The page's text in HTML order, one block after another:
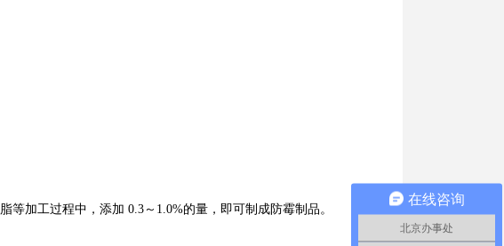
加工过程中，添加 0.3～1.0%的量，即可制成防霉制品。
在线咨询
北京办事处